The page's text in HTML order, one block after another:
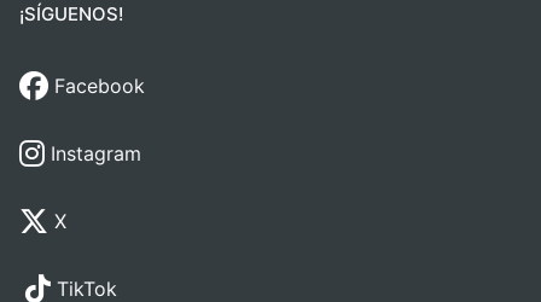
¡SÍGUENOS!
Facebook
Instagram
X
TikTok